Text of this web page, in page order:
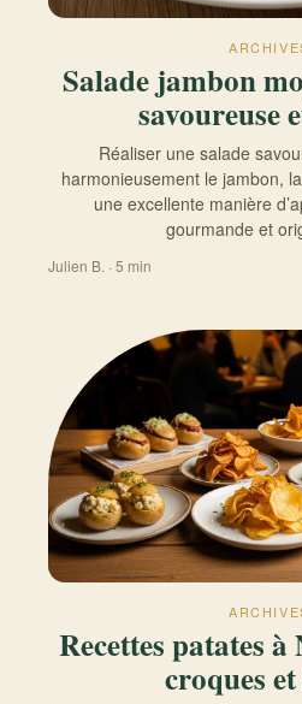
Salade jambon
savoureuse
Réaliser une salade
harmonieusement le jambon,
une excellente manière
gourmande et
Julien B. · 5 min
Recettes patates à
croques